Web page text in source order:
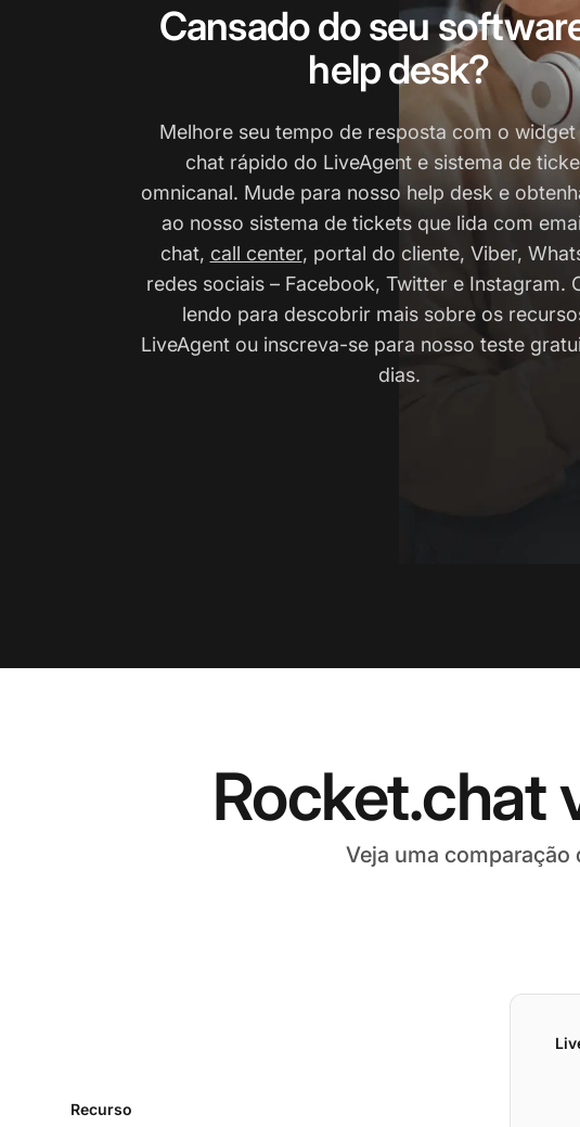
Cansado do seu
help desk?
Melhore seu tempo de resposta com o widget
chat rápido do LiveAgent e sistema de
omnicanal. Mude para nosso help desk e
ao nosso sistema de tickets que lida com
chat, call center, portal do cliente, Viber,
redes sociais – Facebook, Twitter e Instagram.
lendo para descobrir mais sobre os
LiveAgent ou inscreva-se para nosso teste
dias.
Rocket.chat
Veja uma comparação
Recurso